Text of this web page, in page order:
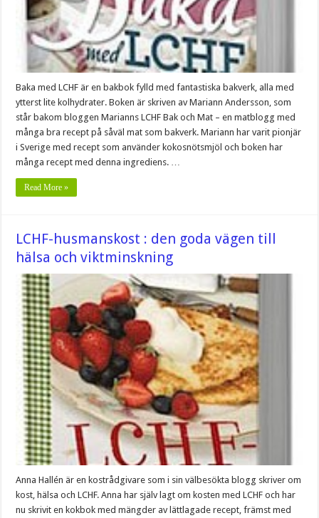
Baka med LCHF är en bakbok fylld med fantastiska bakverk, alla med
ytterst lite kolhydrater. Boken är skriven av Mariann Andersson, som
står bakom bloggen Marianns LCHF Bak och Mat – en matblogg med
många bra recept på såväl mat som bakverk. Mariann har varit pionjär
i Sverige med recept som använder kokosnötsmjöl och boken har
många recept med denna ingrediens. …
Read More »
LCHF-husmanskost : den goda vägen till
hälsa och viktminskning
Anna Hallén är en kostrådgivare som i sin välbesökta blogg skriver om
kost, hälsa och LCHF. Anna har själv lagt om kosten med LCHF och har
nu skrivit en kokbok med mängder av lättlagade recept, främst med